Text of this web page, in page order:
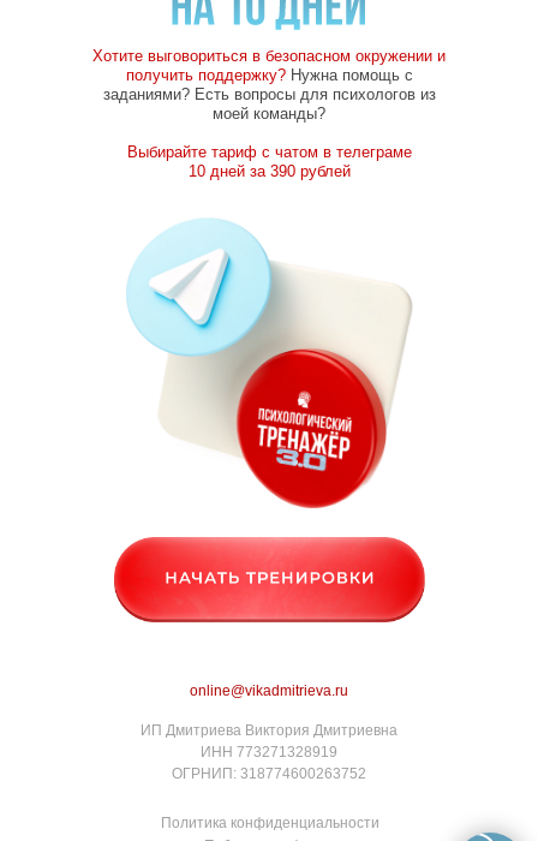
Хотите выговориться в безопасном окружении и
получить поддержку?Нужна помощь с
заданиями? Есть вопросы для психологов из
моей команды?
Выбирайте тариф с чатом в телеграме
10 дней за 390 рублей
ИП Дмитриева Виктория Дмитриевна
ИНН 773271328919
ОГРНИП: 318774600263752
Политика конфиденциальности
online@vikadmitrieva.ru